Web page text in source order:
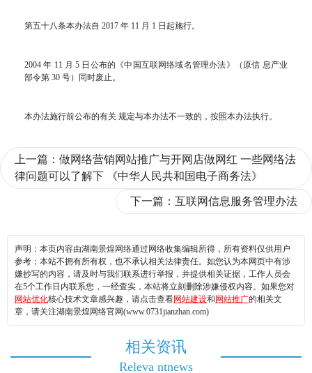
第五十八条本办法自 2017 年 11 月 1 日起施行。
2004 年 11 月 5 日公布的《中国互联网络域名管理办法》（原信 息产业
部令第 30 号）同时废止。
本办法施行前公布的有关 规定与本办法不一致的，按照本办法执行。
上一篇： 做网络营销网站推广与开网店做网红 一些网络法
律问题可以了解下 《中华人民共和国电子商务法》
下一篇： 互联网信息服务管理办法
声明：本页内容由湖南景煌网络通过网络收集编辑所得，所有资料仅供用户
参考；本站不拥有所有权，也不承认相关法律责任。如您认为本网页中有涉
嫌抄写的内容，请及时与我们联系进行举报，并提供相关证据，工作人员会
在5个工作日内联系您，一经查实，本站将立刻删除涉嫌侵权内容。如果您对
网站优化核心技术文章感兴趣，请点击查看网站建设和 网站推广的相关文
章，请关注湖南景煌网络官网(www.0731jianzhan.com)
相关资讯
Releva ntnews